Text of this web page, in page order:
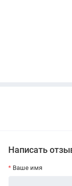
Написать
Ваше имя